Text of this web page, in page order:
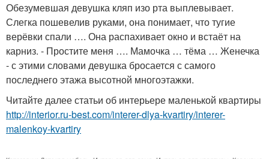
Обезумевшая девушка кляп изо рта выплевывает.
Слегка пошевелив руками, она понимает, что тугие
верёвки спали …. Она распахивает окно и встаёт на
карниз. - Простите меня …. Мамочка … тёма … Женечка
- с этими словами девушка бросается с самого
последнего этажа высотной многоэтажки.
Читайте далее статьи об интерьере маленькой квартиры
http://interior.ru-best.com/interer-dlya-kvartiry/interer-
malenkoy-kvartiry